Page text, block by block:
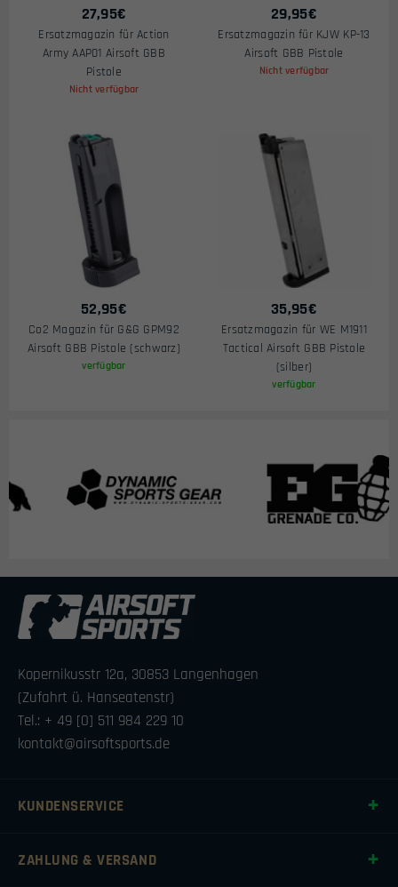
27,95€
Ersatzmagazin für Action
Army AAP01 Airsoft GBB
Pistole
Nicht verfügbar
29,95€
Ersatzmagazin für KJW KP-13
Airsoft GBB Pistole
Nicht verfügbar
52,95€
Co2 Magazin für G&G GPM92
Airsoft GBB Pistole (schwarz)
verfügbar
35,95€
Ersatzmagazin für WE M1911
Tactical Airsoft GBB Pistole
(silber)
verfügbar
Kopernikusstr 12a, 30853 Langenhagen
(Zufahrt ü. Hanseatenstr)
Tel.: + 49 [0] 511 984 229 10
kontakt@airsoftsports.de
KUNDENSERVICE
ZAHLUNG & VERSAND